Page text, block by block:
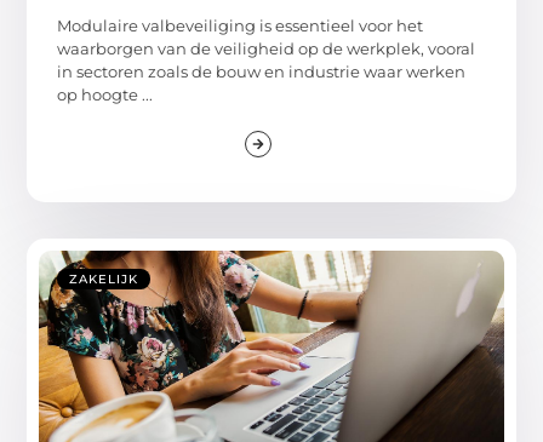
Modulaire valbeveiliging is essentieel voor het
waarborgen van de veiligheid op de werkplek, vooral
in sectoren zoals de bouw en industrie waar werken
op hoogte ...
ZAKELIJK